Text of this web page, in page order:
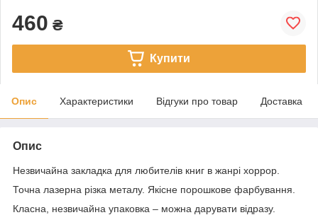
460 ₴
Купити
Опис Характеристики Відгуки про товар Доставка
Опис
Незвичайна закладка для любителів книг в жанрі хоррор.
Точна лазерна різка металу. Якісне порошкове фарбування.
Класна, незвичайна упаковка – можна дарувати відразу.